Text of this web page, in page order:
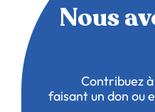
Nous
Contribuez
faisant un don ou